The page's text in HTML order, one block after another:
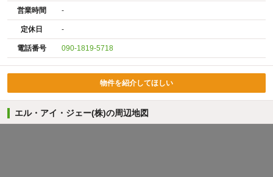
営業時間 -
定休日 -
電話番号 090-1819-5718
物件を紹介してほしい
エル・アイ・ジェー(株)の周辺地図